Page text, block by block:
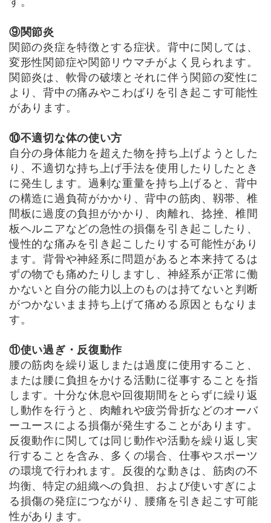
⑨関節炎
関節の炎症を特徴とする症状。背中に関しては、
変形性関節症や関節リウマチがよく見られます。
関節炎は、軟骨の破壊とそれに伴う関節の変性に
より、背中の痛みやこわばりを引き起こす可能性
があります。
⑩不適切な体の使い方
自分の身体能力を超えた物を持ち上げようとした
り、不適切な持ち上げ手法を使用したりしたとき
に発生します。過剰な重量を持ち上げると、背中
の構造に過負荷がかかり、背中の筋肉、靱帯、椎
間板に過度の負担がかかり、肉離れ、捻挫、椎間
板ヘルニアなどの急性の損傷を引き起こしたり、
慢性的な痛みを引き起こしたりする可能性があり
ます。背骨や神経系に問題があると本来持てるは
ずの物でも痛めたりしますし、神経系が正常に働
かないと自分の能力以上のものは持てないと判断
がつかないまま持ち上げて痛める原因ともなりま
す。
⑪使い過ぎ・反復動作
腰の筋肉を繰り返しまたは過度に使用すること、
または腰に負担をかける活動に従事することを指
します。十分な休息や回復期間をとらずに繰り返
し動作を行うと、肉離れや疲労骨折などのオーバ
ーユースによる損傷が発生することがあります。
反復動作に関しては同じ動作や活動を繰り返し実
行することを含み、多くの場合、仕事やスポーツ
の環境で行われます。反復的な動きは、筋肉の不
均衡、特定の組織への負担、および使いすぎによ
る損傷の発症につながり、腰痛を引き起こす可能
性があります。